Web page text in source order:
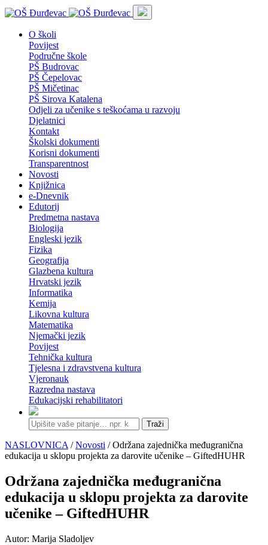
O školi
Povijest
Područne škole
PŠ Budrovac
PŠ Čepelovac
PŠ Mičetinac
PŠ Sirova Katalena
Odjeli za učenike s teškoćama u razvoju
Djelatnici
Kontakt
Školski dokumenti
Korisni dokumenti
Transparentnost
Novosti
Knjižnica
e-Dnevnik
Edutorij
Predmetna nastava
Biologija
Engleski jezik
Fizika
Geografija
Glazbena kultura
Hrvatski jezik
Informatika
Kemija
Likovna kultura
Matematika
Njemački jezik
Povijest
Tehnička kultura
Tjelesna i zdravstvena kultura
Vjeronauk
Razredna nastava
Edukacijski rehabilitatori
Traži
NASLOVNICA /Novosti / Održana zajednička međugranična
edukacija u sklopu projekta za darovite učenike – GiftedHUHR
Održana zajednička međugranična
edukacija u sklopu projekta za darovite
učenike – GiftedHUHR
Autor: Marija Sladoljev